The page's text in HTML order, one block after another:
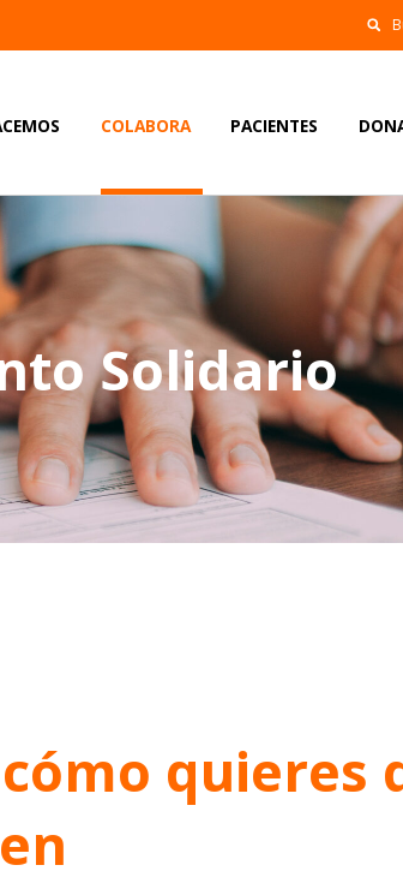
COLABORA PACIENTES
Solidario
quieres